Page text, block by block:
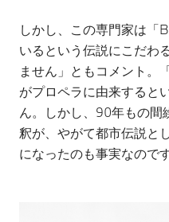
しかし、この専門家は「
いるという伝説にこだわ
ません」ともコメント。
がプロペラに由来すると
ん。しかし、90年もの間
釈が、やがて都市伝説と
になったのも事実なのです